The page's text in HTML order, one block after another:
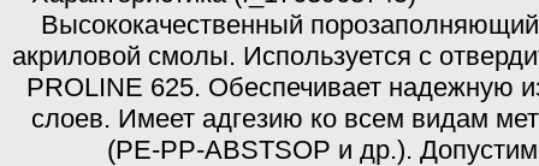
Высококачественный порозаполняющий
акриловой смолы. Используется с
PROLINE 625. Обеспечивает надежную
слоев. Имеет адгезию ко всем видам
(PE-PP-ABSTSOP и др.).